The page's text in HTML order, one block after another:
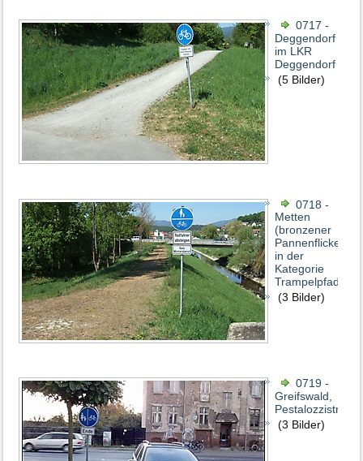
0717 -
Deggendorf
im LKR
Deggendorf
(5 Bilder)
0718 -
Metten
(bronzener
Pannenflicken
in der
Kategorie
Trampelpfad)
(3 Bilder)
0719 -
Greifswald,
Pestalozzistraße
(3 Bilder)